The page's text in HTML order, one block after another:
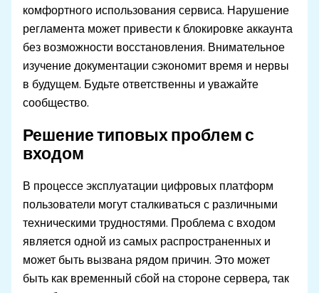
комфортного использования сервиса. Нарушение
регламента может привести к блокировке аккаунта
без возможности восстановления. Внимательное
изучение документации сэкономит время и нервы
в будущем. Будьте ответственны и уважайте
сообщество.
Решение типовых проблем с
входом
В процессе эксплуатации цифровых платформ
пользователи могут сталкиваться с различными
техническими трудностями. Проблема с входом
является одной из самых распространенных и
может быть вызвана рядом причин. Это может
быть как временный сбой на стороне сервера, так